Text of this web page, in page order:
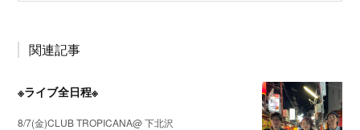
関連記事
※ライブ全日程※
8/7(金)CLUB TROPICANA@ 下北沢